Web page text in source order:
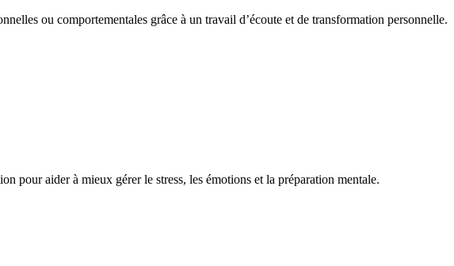
ou comportementales grâce à un travail d’écoute et de transformation personnelle.
pour aider à mieux gérer le stress, les émotions et la préparation mentale.